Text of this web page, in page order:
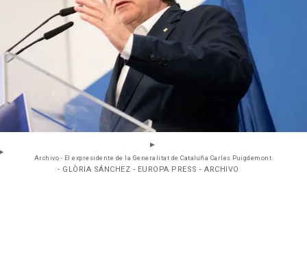
Archivo - El expresidente de la Generalitat de Cataluña Carles Puigdemont.
- GLÒRIA SÁNCHEZ - EUROPA PRESS - ARCHIVO